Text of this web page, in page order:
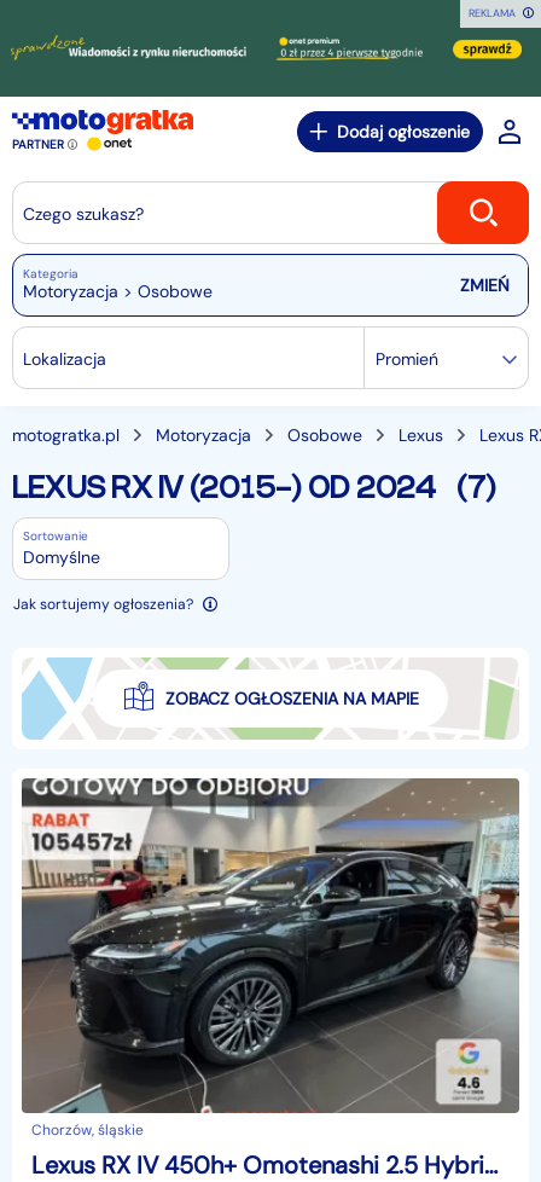
REKLAMA
PARTNER
Dodaj ogłoszenie
Czego szukasz?
Kategoria
Motoryzacja > Osobowe
Lokalizacja Promień
motogratka.pl Motoryzacja Osobowe Lexus Lexus
LEXUS RX IV (2015-) OD 2024 (7)
Sortowanie
Domyślne
Jak sortujemy ogłoszenia?
ZOBACZ OGŁOSZENIA NA MAPIE
Chorzów, śląskie
Lexus RX IV 450h+ Omotenashi 2.5 Hybrid Plug-in RX 450h+ Omotenashi 2.5 Hybrid Plug-in